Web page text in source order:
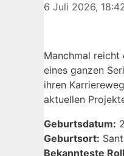
6 Juli 2026,
Manchmal reicht
eines ganzen
ihren
aktuellen
Geburtsdatum:
Geburtsort:
Bekannteste